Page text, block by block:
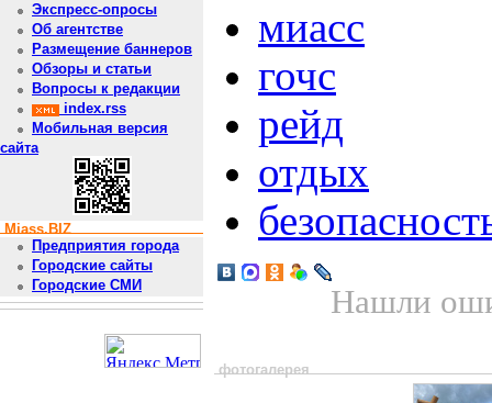
Экспресс-опросы
Об агентстве
Размещение баннеров
Обзоры и статьи
Вопросы к редакции
index.rss
Мобильная версия
сайта
Miass.BIZ
Предприятия города
Городские сайты
Городские СМИ
миасс
гочс
рейд
отдых
Нашли
фотогалерея